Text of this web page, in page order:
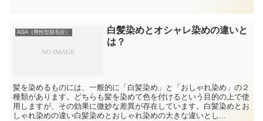
AGA（男性型脱毛症）
白髪染めとオシャレ染めの違いと
は？
髪を染めるものには、一般的に「白髪染め」と「おしゃれ染め」の２
種類があります。どちらも髪を染めて色を付けるという目的の上で使
用しますが、その効果に微妙な差異が存在しています。白髪染めとお
しゃれ染めの違い白髪染めとおしゃれ染めの大きな違いとし...